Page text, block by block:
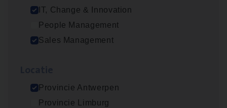
IT, Change & Innovation
People Management
Sales Management
Provincie Antwerpen
Provincie Limburg
Scha­de Expert Fleet